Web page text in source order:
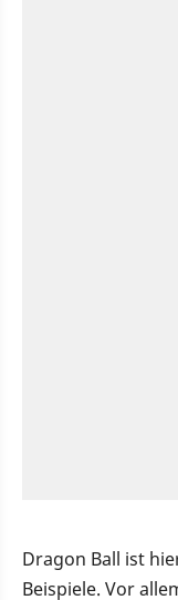
Dragon Ball ist
Beispiele. Vor